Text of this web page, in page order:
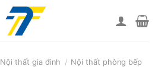
Nội thất gia đình / Nội thất phòng bếp